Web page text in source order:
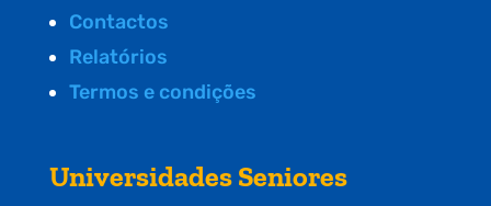
Contactos
Relatórios
Termos e condições
Universidades Seniores